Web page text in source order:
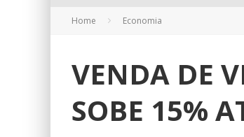
PETROBRAS TEM
NINGUÉM ACERTA
Home Economia
VENDA DE
SOBE 15%